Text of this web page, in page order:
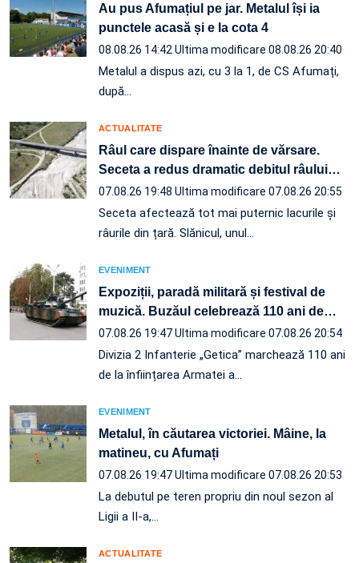
Au pus Afumațiul pe jar. Metalul își ia
punctele acasă și e la cota 4
08.08.26 14:42Ultima modificare 08.08.26 20:40
Metalul a dispus azi, cu 3 la 1, de CS Afumați,
după…
ACTUALITATE
Râul care dispare înainte de vărsare.
Seceta a redus dramatic debitul râului…
07.08.26 19:48 Ultima modificare 07.08.26 20:55
Seceta afectează tot mai puternic lacurile și
râurile din țară. Slănicul, unul…
EVENIMENT
Expoziții, paradă militară și festival de
muzică. Buzăul celebrează 110 ani de…
07.08.26 19:47Ultima modificare 07.08.26 20:54
Divizia 2 Infanterie „Getica” marchează 110 ani
de la înființarea Armatei a…
EVENIMENT
Metalul, în căutarea victoriei. Mâine, la
matineu, cu Afumați
07.08.26 19:47Ultima modificare 07.08.26 20:53
La debutul pe teren propriu din noul sezon al
Ligii a II-a,…
ACTUALITATE